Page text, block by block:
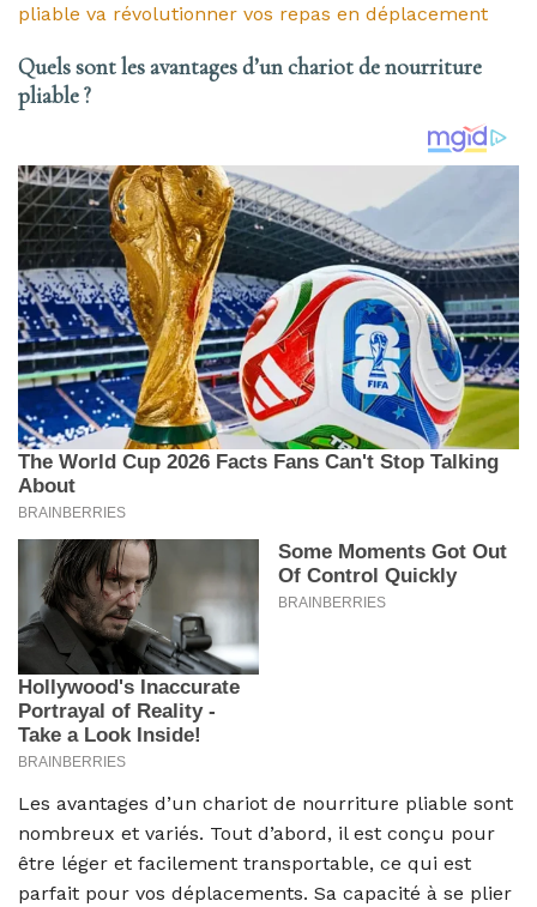
pliable va révolutionner vos repas en déplacement
Quels sont les avantages d’un chariot de nourriture
pliable ?
Les avantages d’un chariot de nourriture pliable sont
nombreux et variés. Tout d’abord, il est conçu pour
être léger et facilement transportable, ce qui est
parfait pour vos déplacements. Sa capacité à se plier